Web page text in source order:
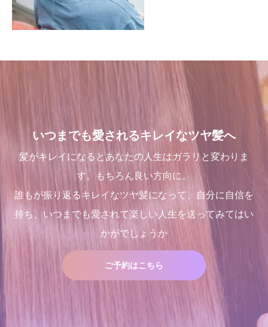
いつまでも愛されるキレイなツヤ髪へ
髪がキレイになるとあなたの人生はガラリと変わりま
す。もちろん良い方向に。
誰もが振り返るキレイなツヤ髪になって、自分に自信を
持ち、いつまでも愛されて楽しい人生を送ってみてはい
かがでしょうか
ご予約はこちら